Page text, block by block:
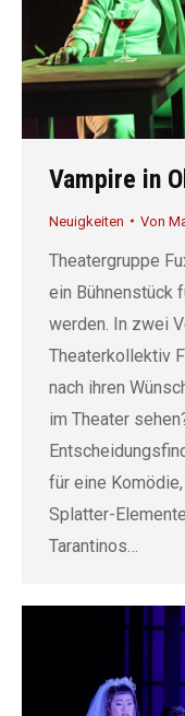
Vampire in
Neuigkeiten Von
Theatergruppe
ein Bühnenstück
werden. In zwei
Theaterkollektiv
nach ihren
im Theater
für eine
Splatter-
Tarantinos…